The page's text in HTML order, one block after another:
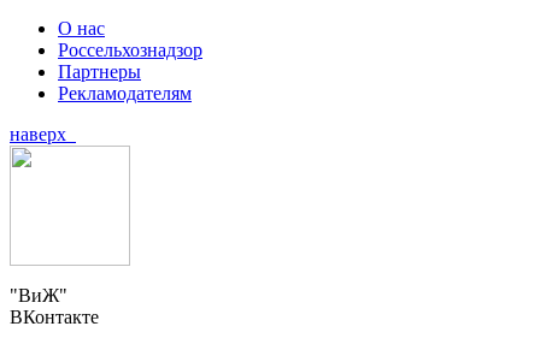
О нас
Россельхознадзор
Партнеры
Рекламодателям
наверх
"ВиЖ"
ВКонтакте